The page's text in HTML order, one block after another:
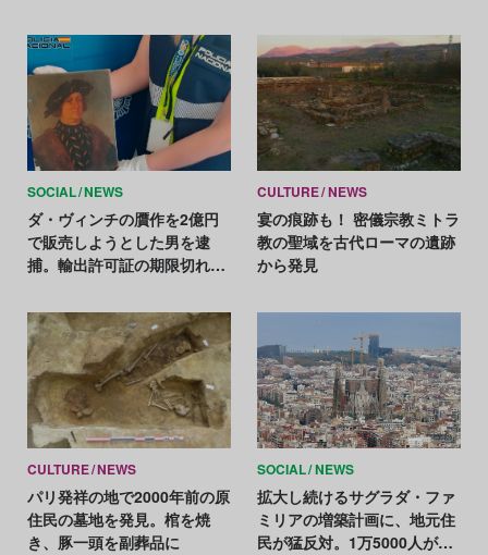
SOCIAL NEWS
ダ・ヴィンチの贋作を2億円
で販売しようとした男を逮
捕。輸出許可証の期限切れが
CULTURE NEWS
宴の痕跡も！ 密儀宗教ミトラ
教の聖域を古代ローマの遺跡
から発見
CULTURE NEWS
パリ発祥の地で2000年前の原
住民の墓地を発見。棺を焼
き、豚一頭を副葬品に
SOCIAL NEWS
拡大し続けるサグラダ・ファ
ミリアの増築計画に、地元住
民が猛反対。1万5000人が立